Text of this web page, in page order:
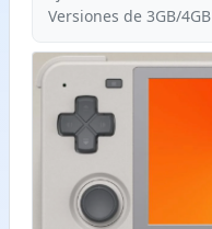
Versiones de 3GB/